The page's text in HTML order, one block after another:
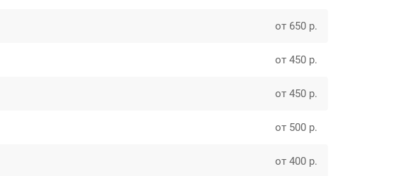
от 650 р.
от 450 р.
от 450 р.
от 500 р.
от 400 р.